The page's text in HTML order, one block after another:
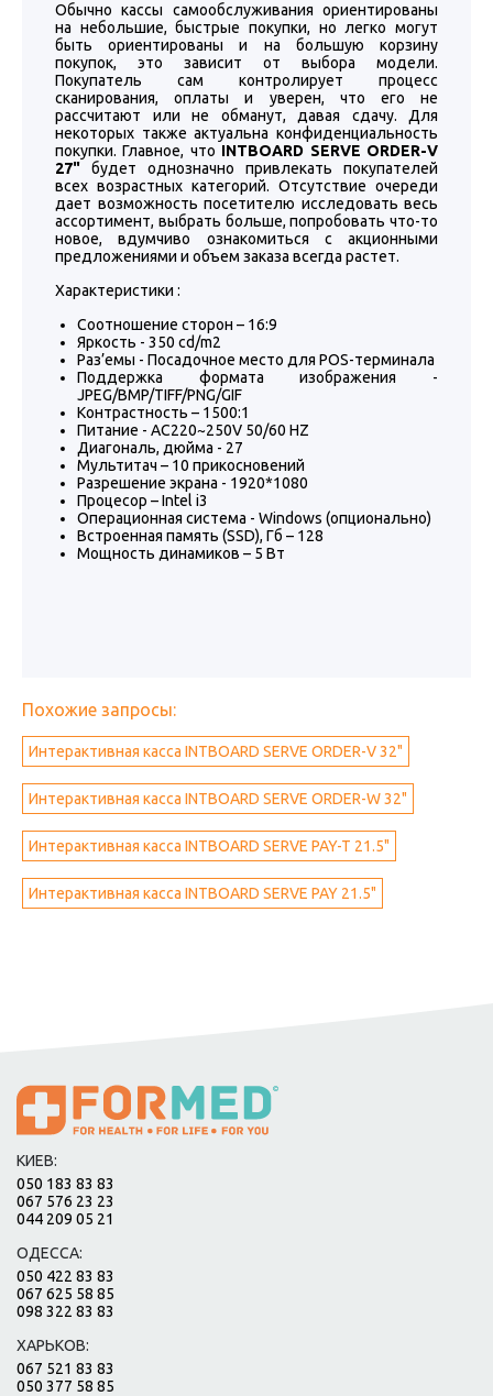
Обычно кассы самообслуживания ориентированы
на небольшие, быстрые покупки, но легко могут
быть ориентированы и на большую корзину
покупок, это зависит от выбора модели.
Покупатель сам контролирует процесс
сканирования, оплаты и уверен, что его не
рассчитают или не обманут, давая сдачу. Для
некоторых также актуальна конфиденциальность
покупки. Главное, что INTBOARD SERVE ORDER-V
27" будет однозначно привлекать покупателей
всех возрастных категорий. Отсутствие очереди
дает возможность посетителю исследовать весь
ассортимент, выбрать больше, попробовать что-то
новое, вдумчиво ознакомиться с акционными
предложениями и объем заказа всегда растет.
Характеристики :
Соотношение сторон – 16:9
Яркость - 350 cd/m2
Раз’емы - Посадочное место для POS-терминала
Поддержка формата изображения -
JPEG/BMP/TIFF/PNG/GIF
Контрастность – 1500:1
Питание - AC220~250V 50/60 HZ
Диагональ, дюйма - 27
Мультитач – 10 прикосновений
Разрешение экрана - 1920*1080
Процесор – Intel i3
Операционная система - Windows (опционально)
Встроенная память (SSD), Гб – 128
Мощность динамиков – 5 Вт
Похожие запросы:
Интерактивная касса INTBOARD SERVE ORDER-V 32"
Интерактивная касса INTBOARD SERVE ORDER-W 32"
Интерактивная касса INTBOARD SERVE PAY-T 21.5"
Интерактивная касса INTBOARD SERVE PAY 21.5"
КИЕВ:
050 183 83 83
067 576 23 23
044 209 05 21
ОДЕССА:
050 422 83 83
067 625 58 85
098 322 83 83
ХАРЬКОВ:
067 521 83 83
050 377 58 85